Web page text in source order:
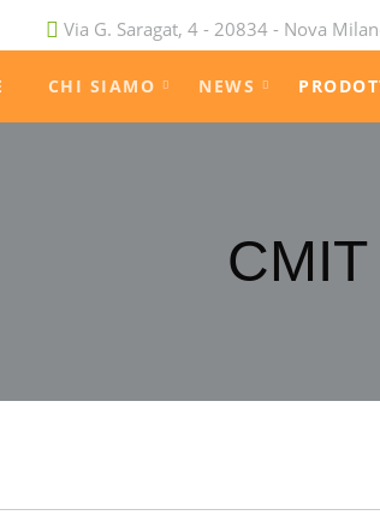
Via G. Saragat, 4 - 20834 - Nova
CHI SIAMO NEWS
CMIT